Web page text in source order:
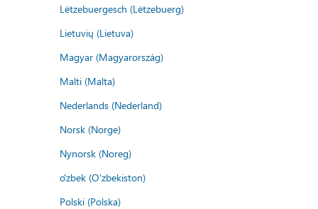
Lëtzebuergesch (Lëtzebuerg)
Lietuvių (Lietuva)
Magyar (Magyarország)
Malti (Malta)
Nederlands (Nederland)
Norsk (Norge)
Nynorsk (Noreg)
o'zbek (O'zbekiston)
Polski (Polska)